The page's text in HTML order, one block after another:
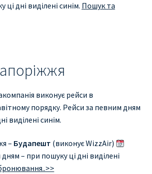
дні виділені синім. Пошук та
виконує рейси в
порядку. Рейси за певним дням
виділені синім.
– Будапешт (виконує WizzAir)
– при пошуку ці дні виділені